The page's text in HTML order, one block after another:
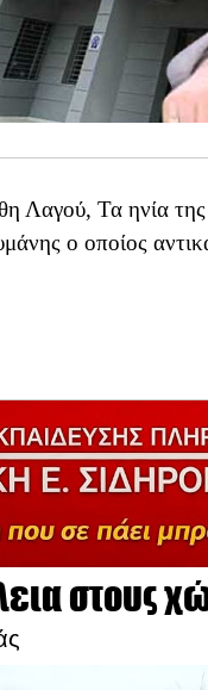
Λαγού, Τα ηνία
ο οποίος
στους